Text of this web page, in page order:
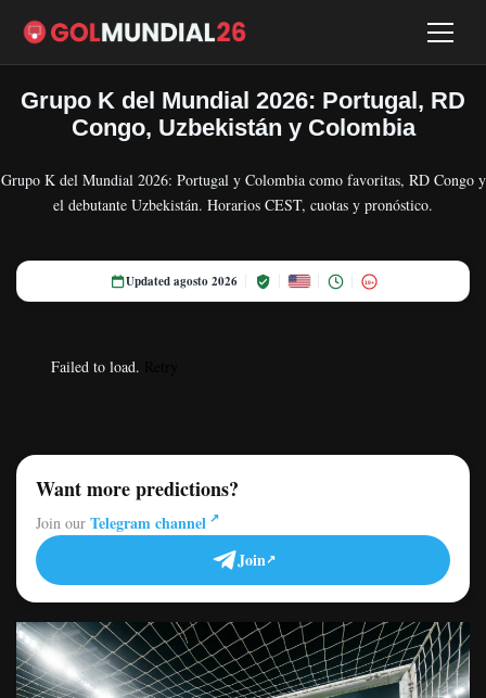
Grupo K del Mundial 2026: Portugal, RD
Congo, Uzbekistán y Colombia
Grupo K del Mundial 2026: Portugal y Colombia como favoritas, RD Congo y
el debutante Uzbekistán. Horarios CEST, cuotas y pronóstico.
Updated agosto 2026 18+
Failed to load.
Want more predictions?
Join our Telegram channel
Join